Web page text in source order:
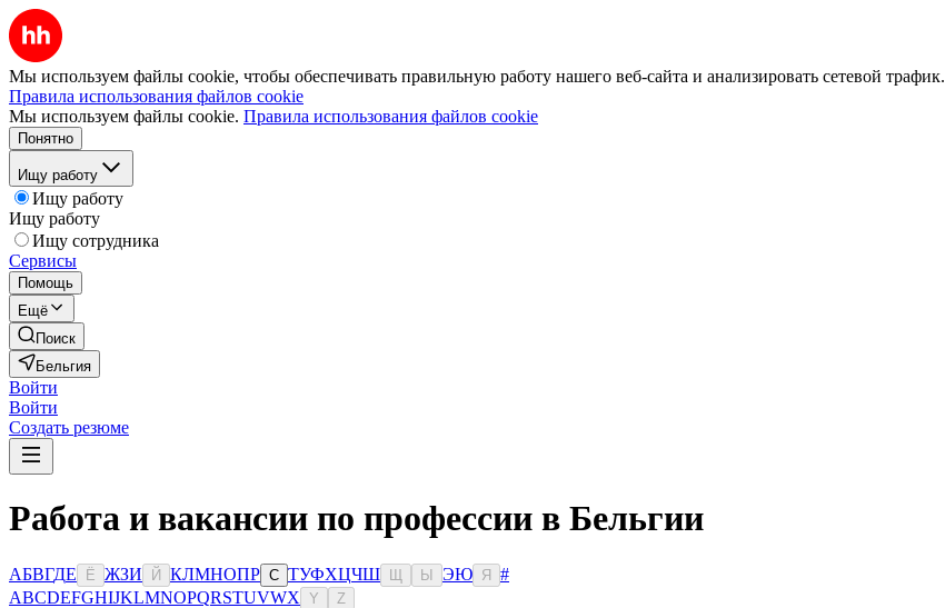
Мы используем файлы cookie, чтобы обеспечивать правильную работу нашего веб-сайта и анализировать сетевой трафик.
Правила использования файлов cookie
Мы используем файлы cookie. Правила использования файлов cookie
Понятно
Ищу работу
Ищу работу
Ищу работу
Ищу сотрудника
Сервисы
Помощь
Ещё
Поиск
Бельгия
Войти
Войти
Создать резюме
Работа и вакансии по профессии в Бельгии
АБВГДЕ Ё ЖЗИ Й КЛМНОПР С ТУФХЦЧШ Ы ЭЮ Я
#
ABCDEFGHIJKLMNOPQRSTUVWX Y Z